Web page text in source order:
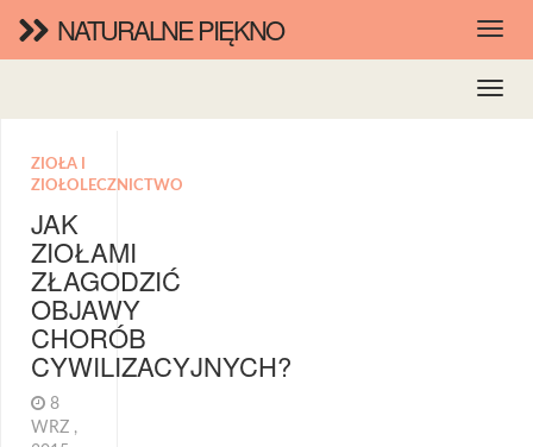
NATURALNE PIĘKNO
ZIOŁA I
ZIOŁOLECZNICTWO
JAK
ZIOŁAMI
ZŁAGODZIĆ
OBJAWY
CHORÓB
CYWILIZACYJNYCH?
8
WRZ ,